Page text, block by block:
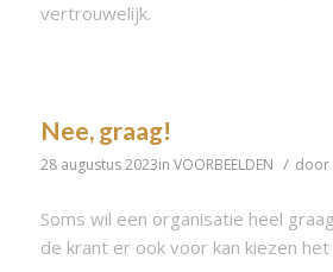
vertrouwelijk.
Nee, graag!
28 augustus 2023in VOORBEELDEN / door
Soms wil een organisatie heel
de krant er ook voor kan kiezen het